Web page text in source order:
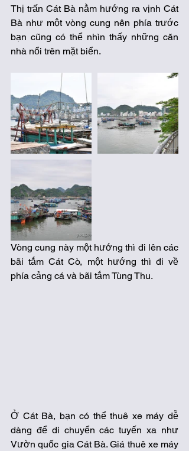
Thị trấn Cát Bà nằm hướng ra vịnh Cát
Bà như một vòng cung nên phía trước
bạn cũng có thể nhìn thấy những căn
nhà nổi trên mặt biển.
Vòng cung này một hướng thì đi lên các
bãi tắm Cát Cò, một hướng thì đi về
phía cảng cá và bãi tắm Tùng Thu.
Ở Cát Bà, bạn có thể thuê xe máy dễ
dàng để di chuyển các tuyến xa như
Vườn quốc gia Cát Bà. Giá thuê xe máy